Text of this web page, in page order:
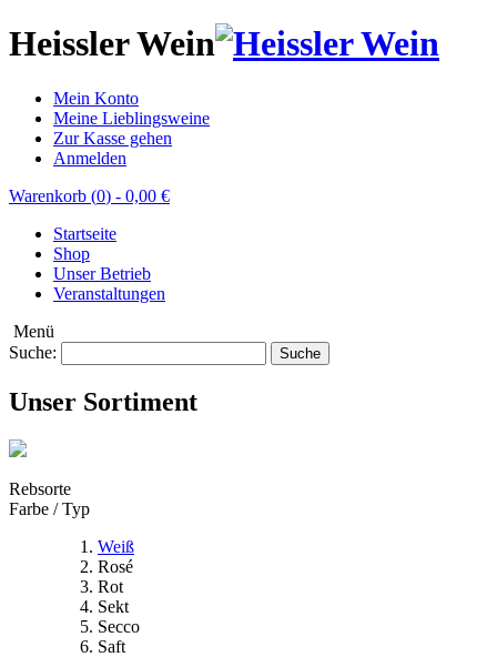
Heissler Wein
Mein Konto
Meine Lieblingsweine
Zur Kasse gehen
Anmelden
Warenkorb (0) - 0,00 €
Startseite
Shop
Unser Betrieb
Veranstaltungen
Menü
Suche:
Suche
Unser Sortiment
Rebsorte
Farbe / Typ
Weiß
Rosé
Rot
Sekt
Secco
Saft